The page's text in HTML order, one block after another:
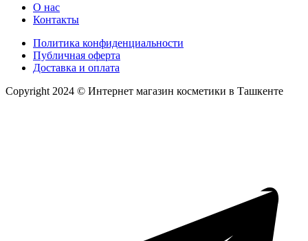
О нас
Контакты
Политика конфиденциальности
Публичная оферта
Доставка и оплата
Copyright 2024 © Интернет магазин косметики в Ташкенте